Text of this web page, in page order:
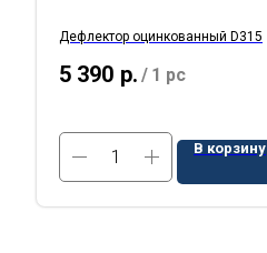
Дефлектор оцинкованный D315
5 390 р. / 1 pc
В корзину